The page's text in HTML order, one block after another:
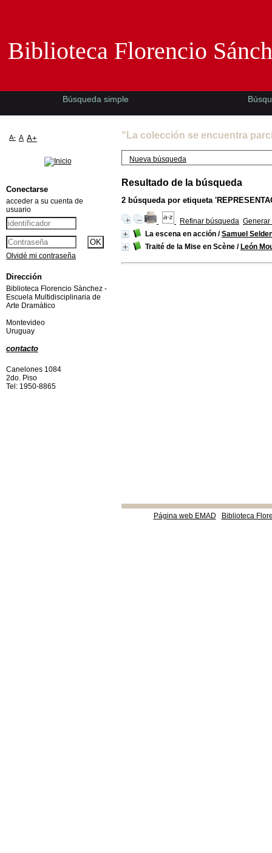
"La colección se encuentra
Nueva búsqueda
Resultado de la búsqueda
2 búsqueda por etiqueta
Refinar búsqueda Generar
La escena en acción /Samuel
Traité de la Mise en Scène / León
Página web EMAD Biblioteca
Biblioteca Florencio
Búsqueda simple
A- A A+
Conectarse
acceder a su cuenta de
usuario
Olvidé mi contraseña
Dirección
Biblioteca Florencio Sànchez -
Escuela Multidisciplinaria de
Arte Dramàtico
Montevideo
Uruguay
contacto
Canelones 1084
2do. Piso
Tel: 1950-8865